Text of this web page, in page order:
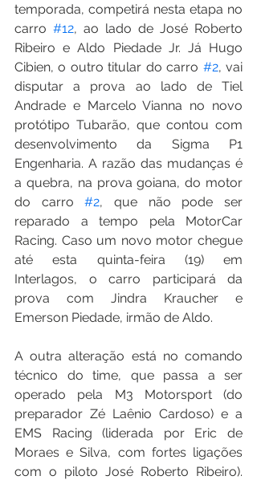
temporada, competirá nesta etapa no
carro #12, ao lado de José Roberto
Ribeiro e Aldo Piedade Jr. Já Hugo
Cibien, o outro titular do carro #2, vai
disputar a prova ao lado de Tiel
Andrade e Marcelo Vianna no novo
protótipo Tubarão, que contou com
desenvolvimento da Sigma P1
Engenharia. A razão das mudanças é
a quebra, na prova goiana, do motor
do carro #2, que não pode ser
reparado a tempo pela MotorCar
Racing. Caso um novo motor chegue
até esta quinta-feira (19) em
Interlagos, o carro participará da
prova com Jindra Kraucher e
Emerson Piedade, irmão de Aldo.
A outra alteração está no comando
técnico do time, que passa a ser
operado pela M3 Motorsport (do
preparador Zé Laênio Cardoso) e a
EMS Racing (liderada por Eric de
Moraes e Silva, com fortes ligações
com o piloto José Roberto Ribeiro).